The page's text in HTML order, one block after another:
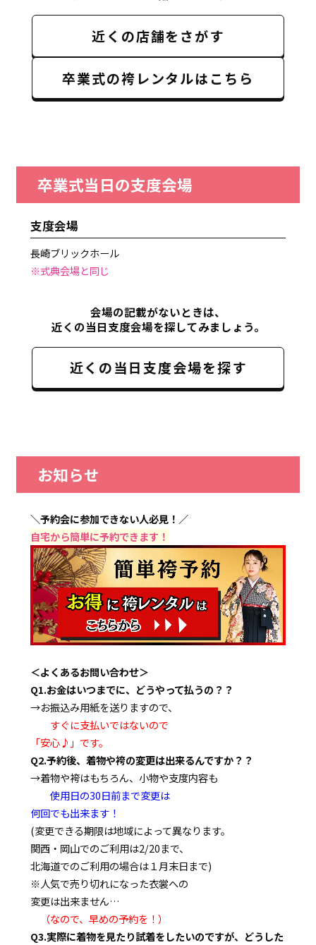
近くの店舗をさがす
卒業式の袴レンタルはこちら
卒業式当日の支度会場
支度会場
長崎ブリックホール
※式典会場と同じ
会場の記載がないときは、
近くの当日支度会場を探してみましょう。
近くの当日支度会場を探す
お知らせ
＼予約会に参加できない人必見！／
自宅から簡単に予約できます！
＜よくあるお問い合わせ＞
Q1.お金はいつまでに、どうやって払うの？？
→お振込み用紙を送りますので、
すぐに支払いではないので
「安心♪」です。
Q2.予約後、着物や袴の変更は出来るんですか？？
→着物や袴はもちろん、小物や支度内容も
使用日の30日前まで変更は
何回でも出来ます！
(変更できる期限は地域によって異なります。
関西・岡山でのご利用は2/20まで、
北海道でのご利用の場合は１月末日まで)
※人気で売り切れになった衣裳への
変更は出来ません…
（なので、早めの予約を！）
Q3.実際に着物を見たり試着をしたいのですが、どうした